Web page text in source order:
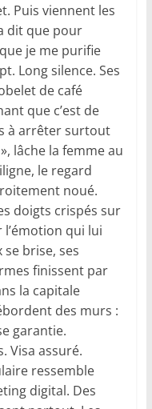
Puis viennent les
dit que pour
je me purifie
Long silence. Ses
de café
que c’est de
à arrêter surtout
lâche la femme au
le regard
noué.
doigts crispés sur
qui lui
se brise, ses
finissent par
la capitale
des murs :
garantie.
Visa assuré.
ressemble
digital. Des